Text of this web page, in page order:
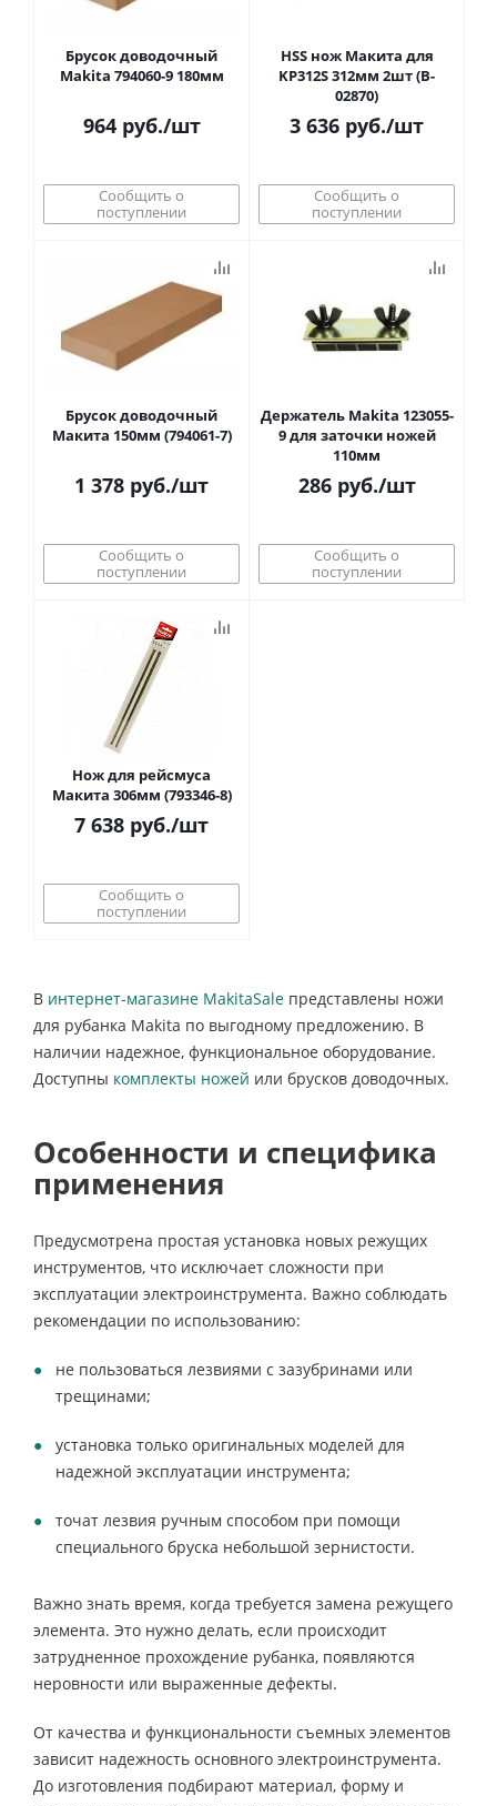
Брусок доводочный
Makita 794060-9 180мм
964руб./шт
Сообщить о
поступлении
HSS нож Макита для
KP312S 312мм 2шт (B-
02870)
3 636 руб./шт
Сообщить о
поступлении
Брусок доводочный
Макита 150мм (794061-7)
1 378 руб./шт
Сообщить о
поступлении
Держатель Makita 123055-
9 для заточки ножей
110мм
286руб./шт
Сообщить о
поступлении
Нож для рейсмуса
Макита 306мм (793346-8)
7 638 руб./шт
Сообщить о
поступлении
В интернет-магазине MakitaSale представлены ножи
для рубанка Makita по выгодному предложению. В
наличии надежное, функциональное оборудование.
Доступны комплекты ножей или брусков доводочных.
Особенности и специфика
применения
Предусмотрена простая установка новых режущих
инструментов, что исключает сложности при
эксплуатации электроинструмента. Важно соблюдать
рекомендации по использованию:
не пользоваться лезвиями с зазубринами или
трещинами;
установка только оригинальных моделей для
надежной эксплуатации инструмента;
точат лезвия ручным способом при помощи
специального бруска небольшой зернистости.
Важно знать время, когда требуется замена режущего
элемента. Это нужно делать, если происходит
затрудненное прохождение рубанка, появляются
неровности или выраженные дефекты.
От качества и функциональности съемных элементов
зависит надежность основного электроинструмента.
До изготовления подбирают материал, форму и